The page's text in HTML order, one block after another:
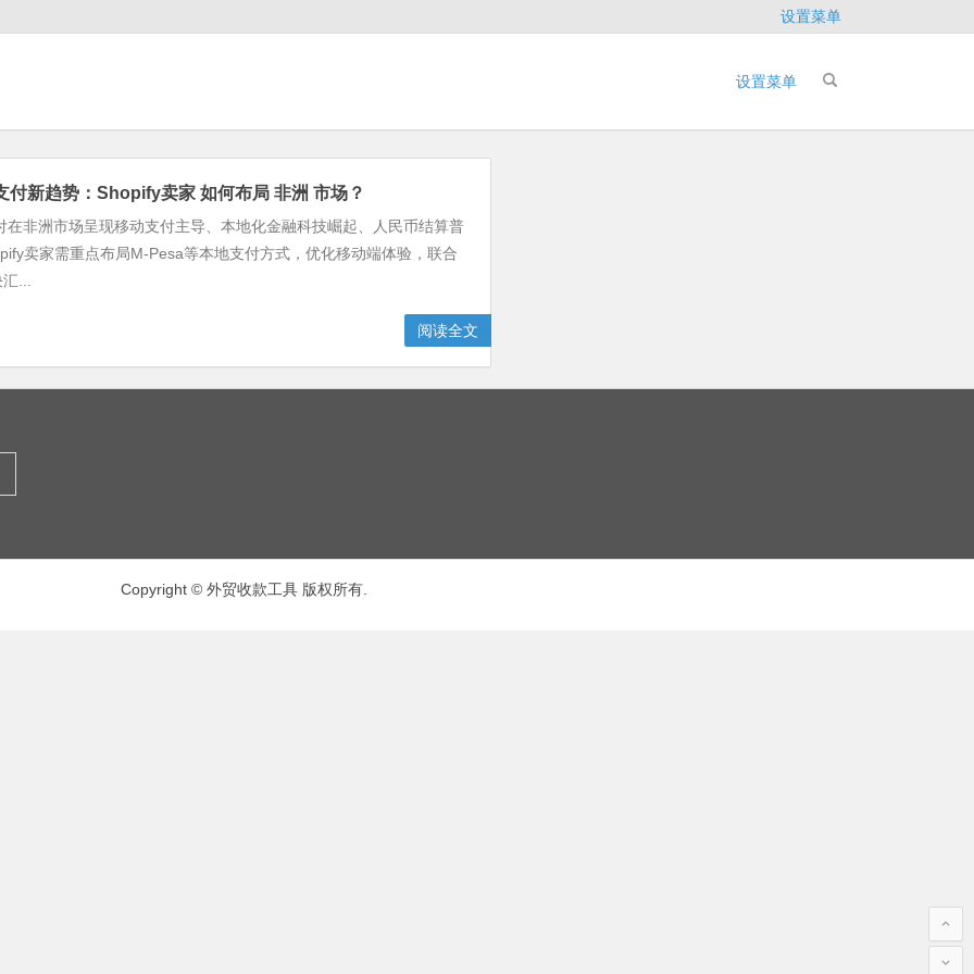
设置菜单
设置菜单
付新趋势：Shopify卖家 如何布局 非洲 市场？
在非洲市场呈现移动支付主导、本地化金融科技崛起、人民币结算普
卖家需重点布局M-Pesa等本地支付方式，优化移动端体验，联合
...
阅读全文
Copyright © 外贸收款工具 版权所有.